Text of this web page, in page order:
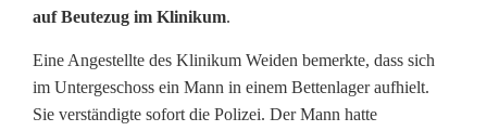
g
r
e
auf Beutezug im Klinikum.
Eine Angestellte des Klinikum Weiden bemerkte, dass sich
im Untergeschoss ein Mann in einem Bettenlager aufhielt.
Sie verständigte sofort die Polizei. Der Mann hatte